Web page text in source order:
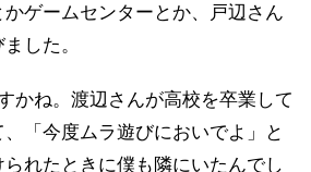
ゲームセンターとか、戸辺さん
した。
ね。渡辺さんが高校を卒業して
「今度ムラ遊びにおいでよ」と
れたときに僕も隣にいたんでし